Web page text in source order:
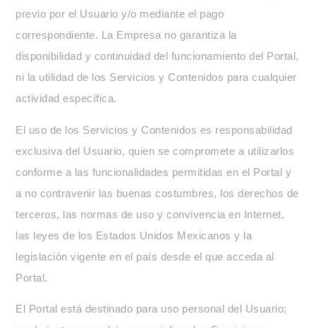
previo por el Usuario y/o mediante el pago
correspondiente. La Empresa no garantiza la
disponibilidad y continuidad del funcionamiento del Portal,
ni la utilidad de los Servicios y Contenidos para cualquier
actividad específica.
El uso de los Servicios y Contenidos es responsabilidad
exclusiva del Usuario, quien se compromete a utilizarlos
conforme a las funcionalidades permitidas en el Portal y
a no contravenir las buenas costumbres, los derechos de
terceros, las normas de uso y convivencia en Internet,
las leyes de los Estados Unidos Mexicanos y la
legislación vigente en el país desde el que acceda al
Portal.
El Portal está destinado para uso personal del Usuario;